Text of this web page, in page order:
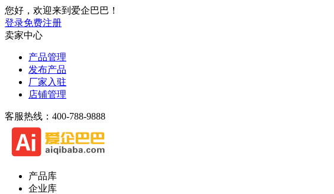
您好，欢迎来到爱企巴巴！
登录免费注册
卖家中心
产品管理
发布产品
厂家入驻
店铺管理
客服热线：400-788-9888
产品库
企业库